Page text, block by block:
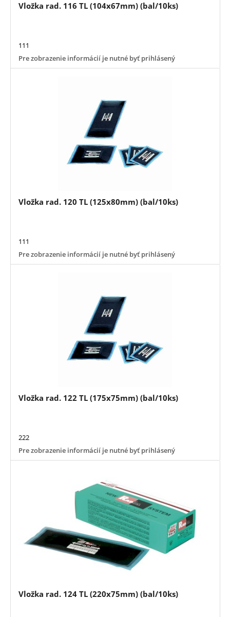
Vložka rad. 116 TL (104x67mm) (bal/10ks)
111
Pre zobrazenie informácií je nutné byť prihlásený
Vložka rad. 120 TL (125x80mm) (bal/10ks)
111
Pre zobrazenie informácií je nutné byť prihlásený
Vložka rad. 122 TL (175x75mm) (bal/10ks)
222
Pre zobrazenie informácií je nutné byť prihlásený
Vložka rad. 124 TL (220x75mm) (bal/10ks)